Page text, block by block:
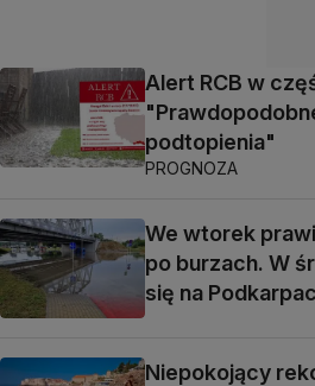
Alert RCB w
podtopienia"
PROGNOZA
We wtorek
po burzach. W
się na
Niepokojący